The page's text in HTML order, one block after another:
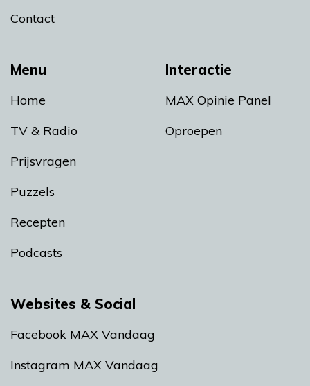
Menu
Home
TV & Radio
Prijsvragen
Puzzels
Recepten
Podcasts
Interactie
MAX Opinie Panel
Oproepen
Contact
Websites & Social
Facebook MAX Vandaag
Instagram MAX Vandaag